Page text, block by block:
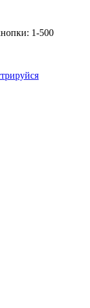
1-500